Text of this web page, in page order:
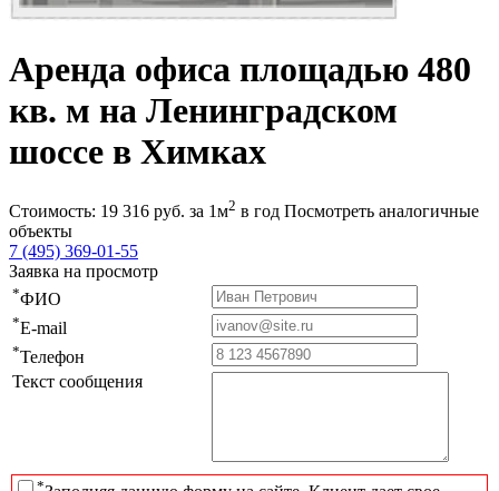
Аренда офиса площадью 480
кв. м на Ленинградском
шоссе в Химках
Стоимость: 19 316 руб. за 1м2 в год Посмотреть аналогичные
объекты
7 (495) 369-01-55
Заявка на просмотр
*ФИО
*E-mail
*Телефон
Текст сообщения
*